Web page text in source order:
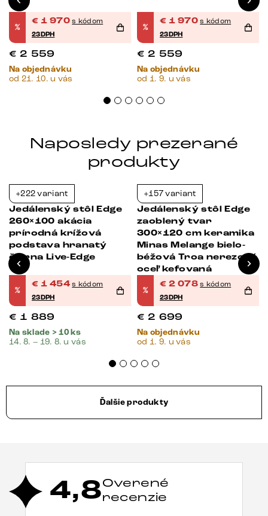
%
€ 1 970 s kódom
23DPH
€ 2 559
Na objednávku
od 21. 10. u vás
%
€ 1 970 s kódom
23DPH
€ 2 559
Na objednávku
od 1. 9. u vás
Naposledy prezerané
produkty
+222 variant
Jedálenský stôl Edge
260×100 akácia
prírodná krížová
podstava hranatý
čierna Live-Edge
%
€ 1 454 s kódom
23DPH
€ 1 889
Na sklade > 10 ks
14. 8. – 19. 8. u vás
+157 variant
Jedálenský stôl Edge
zaoblený tvar
300×120 cm keramika
Minas Melange bielo-
béžová Troa nerezová
oceľ kefovaná
%
€ 2 078 s kódom
23DPH
€ 2 699
Na objednávku
od 1. 9. u vás
Ďalšie produkty
4,8Overené
recenzie